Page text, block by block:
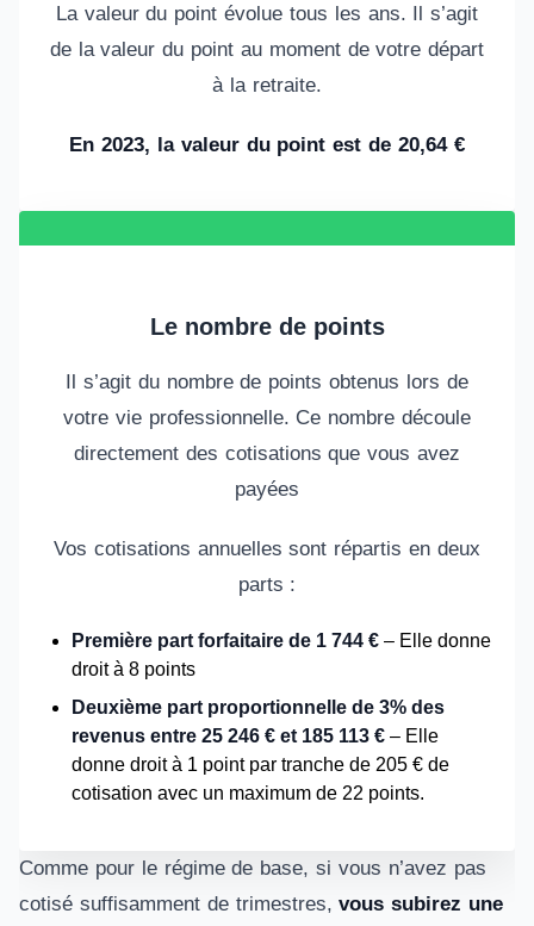
La valeur du point évolue tous les ans. Il s’agit
de la valeur du point au moment de votre départ
à la retraite.
En 2023, la valeur du point est de 20,64 €
Le nombre de points
Il s’agit du nombre de points obtenus lors de
votre vie professionnelle. Ce nombre découle
directement des cotisations que vous avez
payées
Vos cotisations annuelles sont répartis en deux
parts :
Première part forfaitaire de 1 744 € – Elle donne
droit à 8 points
Deuxième part proportionnelle de 3% des
revenus entre 25 246 € et 185 113 € – Elle
donne droit à 1 point par tranche de 205 € de
cotisation avec un maximum de 22 points.
Comme pour le régime de base, si vous n’avez pas
cotisé suffisamment de trimestres,vous subirez une